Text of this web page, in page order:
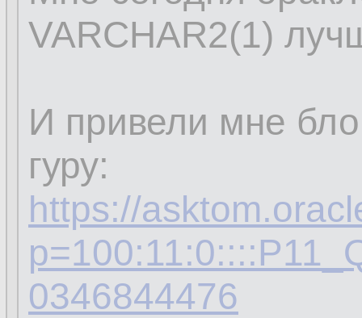
VARCHAR2(1)
И привели мне
гуру:
https://
0346844476